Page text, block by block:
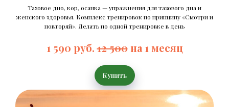
Тазовое дно, кор, осанка — упражнения для тазового дна и
женского здоровья. Комплекс тренировок по принципу «Смотри и
повторяй». Делать по одной тренировке в день
1 590 руб.12 500на 1 месяц
Купить